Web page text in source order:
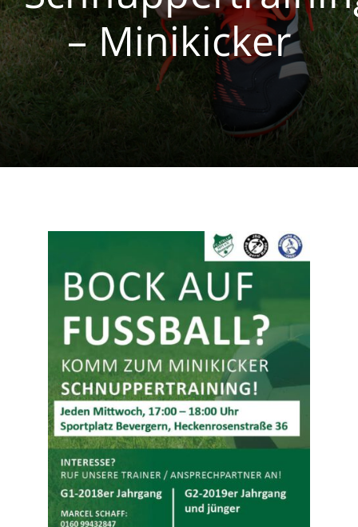
Volleyball
Breitensport
– Minikicker